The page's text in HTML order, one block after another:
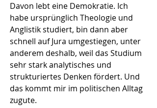
Davon lebt eine Demokratie. Ich
habe ursprünglich Theologie und
Anglistik studiert, bin dann aber
schnell auf Jura umgestiegen, unter
anderem deshalb, weil das Studium
sehr stark analytisches und
strukturiertes Denken fördert. Und
das kommt mir im politischen Alltag
zugute.